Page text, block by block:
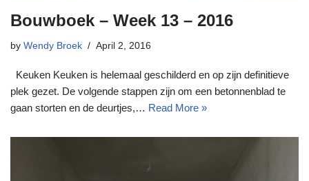
Bouwboek – Week 13 – 2016
by Wendy Broek April 2, 2016
Keuken Keuken is helemaal geschilderd en op zijn definitieve
plek gezet. De volgende stappen zijn om een betonnenblad te
gaan storten en de deurtjes,… Read More »